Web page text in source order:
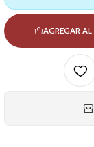
AGREGAR AL